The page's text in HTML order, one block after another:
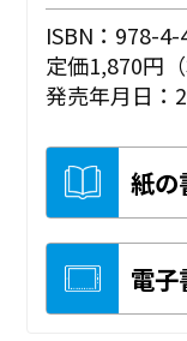
ISBN：978-
定価1,870円
発売年月日：
紙の
電子